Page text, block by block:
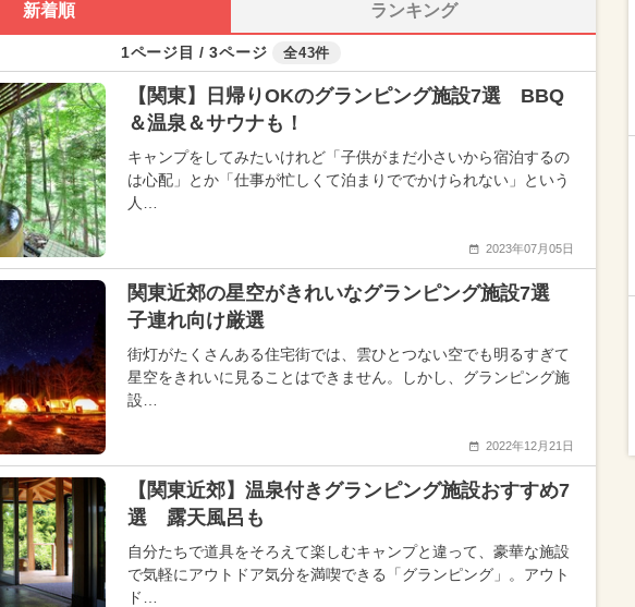
新着順 ランキング
1ページ目 / 3ページ 全43件
【関東】日帰りOKのグランピング施設7選 BBQ
＆温泉＆サウナも！
キャンプをしてみたいけれど「子供がまだ小さいから宿泊するの
は心配」とか「仕事が忙しくて泊まりででかけられない」という
人…
2023年07月05日
関東近郊の星空がきれいなグランピング施設7選
子連れ向け厳選
街灯がたくさんある住宅街では、雲ひとつない空でも明るすぎて
星空をきれいに見ることはできません。しかし、グランピング施
設…
2022年12月21日
【関東近郊】温泉付きグランピング施設おすすめ7
選 露天風呂も
自分たちで道具をそろえて楽しむキャンプと違って、豪華な施設
で気軽にアウトドア気分を満喫できる「グランピング」。アウト
ド…